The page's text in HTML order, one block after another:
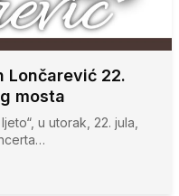
Lončarević 22.
mosta
u utorak, 22. jula,